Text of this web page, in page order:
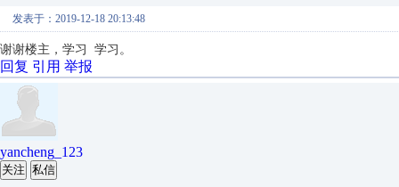
发表于：2019-12-18 20:13:48
谢谢楼主，学习 学习。
回复 引用 举报
yancheng_123
关注 私信